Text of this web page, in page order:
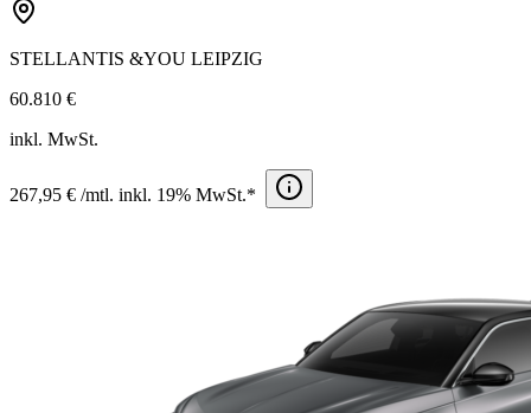
STELLANTIS &YOU LEIPZIG
60.810 €
inkl. MwSt.
267,95 € /mtl. inkl. 19% MwSt.*